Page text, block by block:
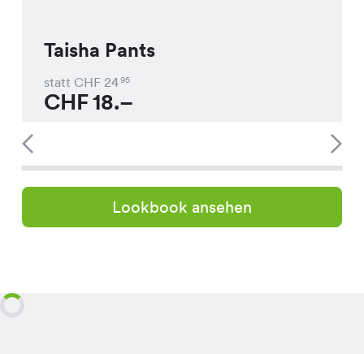
Taisha Pants
statt CHF 2495
CHF18.–
Lookbook ansehen